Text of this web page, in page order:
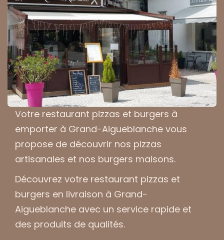
Votre restaurant pizzas et burgers à
emporter à Grand-Aigueblanche vous
propose de découvrir nos pizzas
artisanales et nos burgers maisons.
Découvrez votre restaurant pizzas et
burgers en livraison à Grand-
Aigueblanche avec un service rapide et
des produits de qualités.